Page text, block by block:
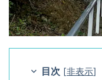
目次 [非表示]